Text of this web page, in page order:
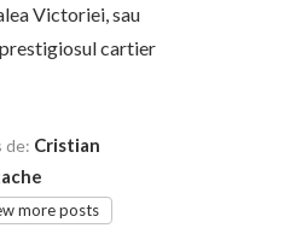
Victoriei, sau
cartier
de: Cristian
more posts